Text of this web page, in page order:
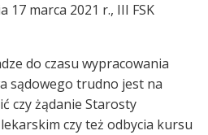
17 marca 2021 r., III FSK
do czasu wypracowania
sądowego trudno jest na
czy żądanie Starosty
czy też odbycia kursu